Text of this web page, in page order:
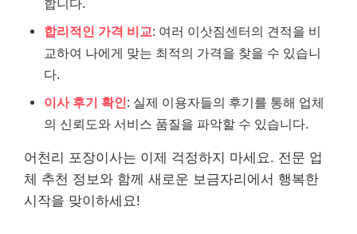
합리적인 가격 비교: 여러 이삿짐센터의 견적을 비
교하여 나에게 맞는 최적의 가격을 찾을 수 있습니
다.
이사 후기 확인: 실제 이용자들의 후기를 통해 업체
의 신뢰도와 서비스 품질을 파악할 수 있습니다.
어천리 포장이사는 이제 걱정하지 마세요. 전문 업
체 추천 정보와 함께 새로운 보금자리에서 행복한
시작을 맞이하세요!